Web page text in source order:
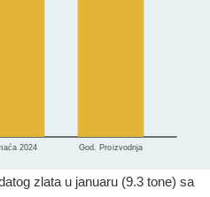
zlata u januaru (9.3 tone) sa